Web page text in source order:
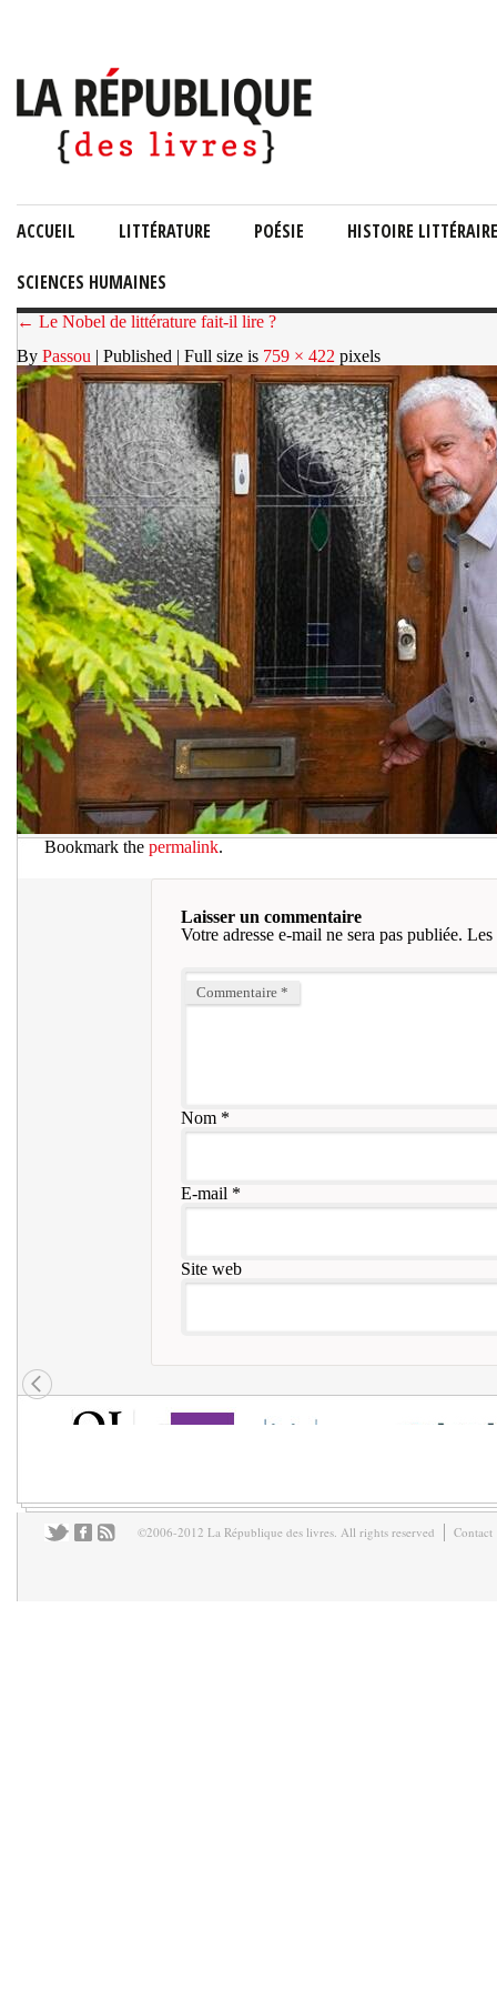
ACCUEIL LITTÉRATURE POÉSIE HISTOIRE LITTÉRAIRE
SCIENCES HUMAINES
← Le Nobel de littérature fait-il lire ?
By Passou | Published | Full size is 759 × 422 pixels
Bookmark the permalink.
Laisser un commentaire
Votre adresse e-mail ne sera pas publiée. Les
Commentaire *
Nom*
E-mail *
Site web
©2006-2012 La République des livres. All rights reserved Contact